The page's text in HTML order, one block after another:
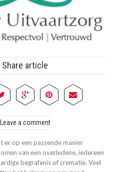
Share article
Leave a comment
er op een passende manier
van een overledene, iedereen
begrafenis of crematie. Veel